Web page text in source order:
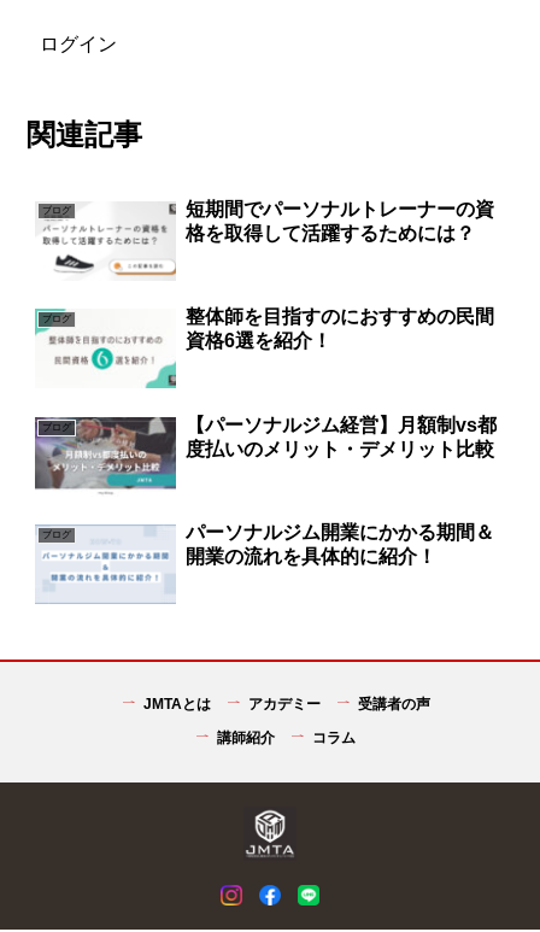
ログイン
関連記事
ブログ
短期間でパーソナルトレーナーの資
格を取得して活躍するためには？
ブログ
整体師を目指すのにおすすめの民間
資格6選を紹介！
ブログ
【パーソナルジム経営】月額制vs都
度払いのメリット・デメリット比較
ブログ
パーソナルジム開業にかかる期間＆
開業の流れを具体的に紹介！
JMTAとは アカデミー
受講者の声
講師紹介
コラム